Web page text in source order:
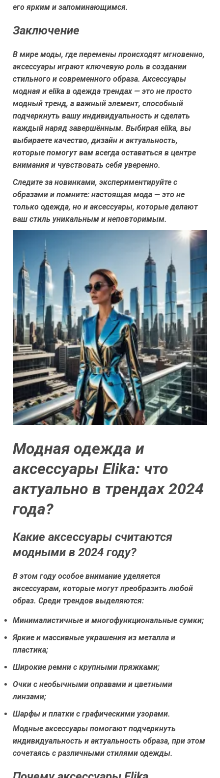
его ярким и запоминающимся.
Заключение
В мире моды, где перемены происходят мгновенно,
аксессуары играют ключевую роль в создании
стильного и современного образа. Аксессуары
модная и elika в одежда трендах — это не просто
модный тренд, а важный элемент, способный
подчеркнуть вашу индивидуальность и сделать
каждый наряд завершённым. Выбирая elika, вы
выбираете качество, дизайн и актуальность,
которые помогут вам всегда оставаться в центре
внимания и чувствовать себя уверенно.
Следите за новинками, экспериментируйте с
образами и помните: настоящая мода — это не
только одежда, но и аксессуары, которые делают
ваш стиль уникальным и неповторимым.
Модная одежда и
аксессуары Elika: что
актуально в трендах 2024
года?
Какие аксессуары считаются
модными в 2024 году?
В этом году особое внимание уделяется
аксессуарам, которые могут преобразить любой
образ. Среди трендов выделяются:
Минималистичные и многофункциональные сумки;
Яркие и массивные украшения из металла и
пластика;
Широкие ремни с крупными пряжками;
Очки с необычными оправами и цветными
линзами;
Шарфы и платки с графическими узорами.
Модные аксессуары помогают подчеркнуть
индивидуальность и актуальность образа, при этом
сочетаясь с различными стилями одежды.